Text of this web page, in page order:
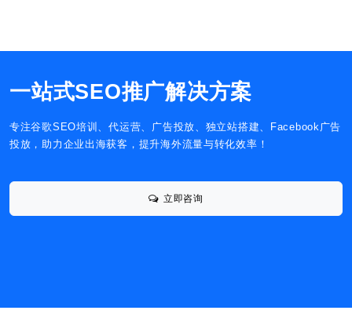
一站式SEO推广解决方案
专注谷歌SEO培训、代运营、广告投放、独立站搭建、Facebook广告
投放，助力企业出海获客，提升海外流量与转化效率！
立即咨询